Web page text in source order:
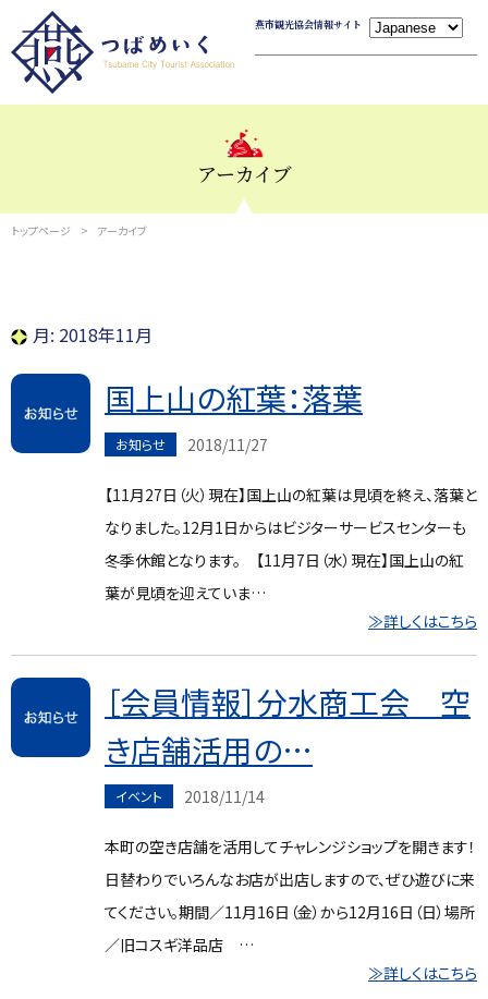
燕市観光協会情報サイト
アーカイブ
トップページ アーカイブ
月: 2018年11月
国上山の紅葉：落葉
お知らせ 2018/11/27
【11月27日（火）現在】国上山の紅葉は見頃を終え、落葉と
なりました。12月1日からはビジターサービスセンターも
冬季休館となります。 【11月7日（水）現在】国上山の紅
葉が見頃を迎えていま…
≫詳しくはこちら
［会員情報］分水商工会 空
き店舗活用の…
イベント 2018/11/14
本町の空き店舗を活用してチャレンジショップを開きます！
日替わりでいろんなお店が出店しますので、ぜひ遊びに来
てください。期間／11月16日（金）から12月16日（日）場所
／旧コスギ洋品店 …
≫詳しくはこちら